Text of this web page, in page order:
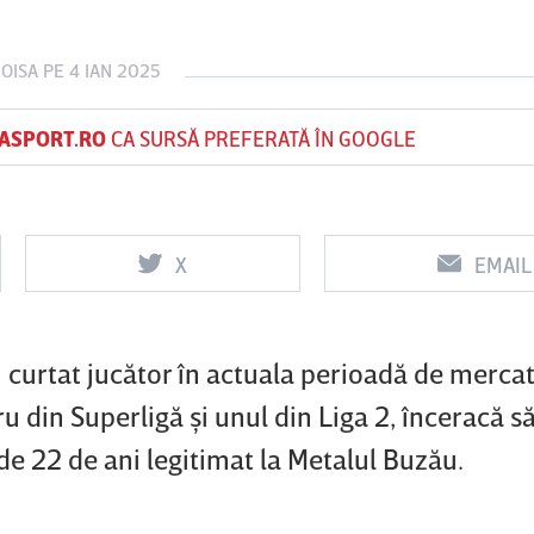
PE 4 IAN 2025
CA SURSĂ PREFERATĂ ÎN GOOGLE
X EMAIL
jucător în actuala perioadă de
din Superligă şi unul din Liga 2, înceracă
22 de ani legitimat la Metalul Buzău.
Vs
FCSB UTA Arad
0
Vs
Rapid
0